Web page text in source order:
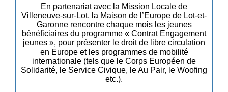
En partenariat avec la Mission Locale de
Villeneuve-sur-Lot, la Maison de l’Europe de Lot-et-
Garonne rencontre chaque mois les jeunes
bénéficiaires du programme « Contrat Engagement
jeunes », pour présenter le droit de libre circulation
en Europe et les programmes de mobilité
internationale (tels que le Corps Européen de
Solidarité, le Service Civique, le Au Pair, le Woofing
etc.).